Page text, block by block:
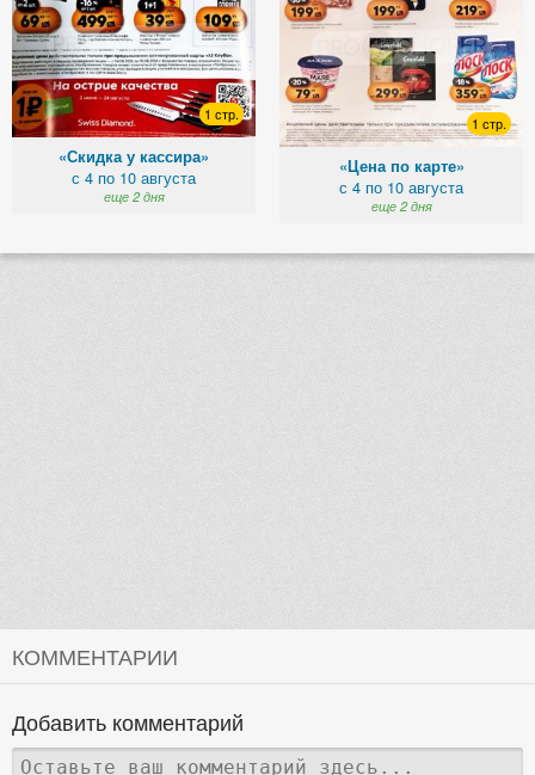
1 стр.
«Скидка у кассира»
с 4 по 10 августа
еще 2 дня
1 стр.
«Цена по карте»
с 4 по 10 августа
еще 2 дня
КОММЕНТАРИИ
Добавить комментарий